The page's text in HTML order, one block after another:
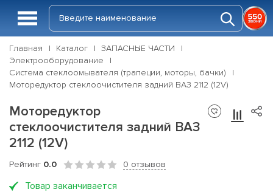
Главная Каталог
ЗАПАСНЫЕ ЧАСТИ
Электрооборудование
Система стеклоомывателя (трапеции, моторы, бачки)
Моторедуктор стеклоочистителя задний ВАЗ 2112 (12V)
Моторедуктор
стеклоочистителя задний ВАЗ
2112 (12V)
Рейтинг 0.0 0 отзывов
Товар заканчивается